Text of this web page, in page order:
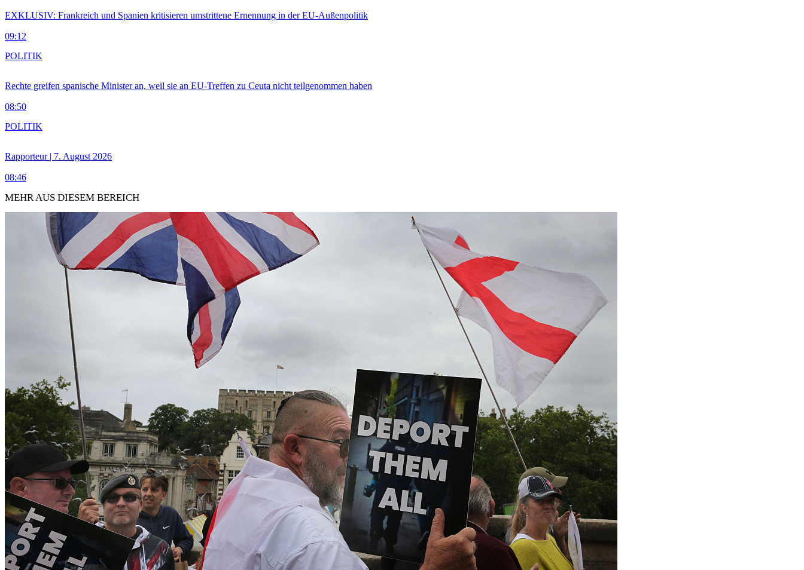
EXKLUSIV: Frankreich und Spanien kritisieren umstrittene Ernennung in der EU-Außenpolitik
09:12
Rechte greifen spanische Minister an, weil sie an EU-Treffen zu Ceuta nicht teilgenommen haben
08:50
POLITIK
Rapporteur | 7. August 2026
08:46
POLITIK
MEHR AUS DIESEM BEREICH